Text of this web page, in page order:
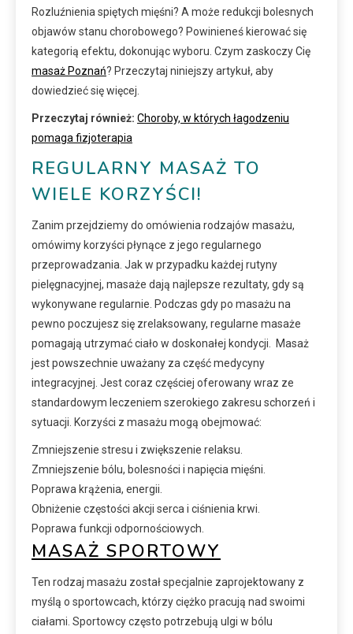
Rozluźnienia spiętych mięśni? A może redukcji bolesnych
objawów stanu chorobowego? Powinieneś kierować się
kategorią efektu, dokonując wyboru. Czym zaskoczy Cię
masaż Poznań? Przeczytaj niniejszy artykuł, aby
dowiedzieć się więcej.
Przeczytaj również: Choroby, w których łagodzeniu
pomaga fizjoterapia
REGULARNY MASAŻ TO
WIELE KORZYŚCI!
Zanim przejdziemy do omówienia rodzajów masażu,
omówimy korzyści płynące z jego regularnego
przeprowadzania. Jak w przypadku każdej rutyny
pielęgnacyjnej, masaże dają najlepsze rezultaty, gdy są
wykonywane regularnie. Podczas gdy po masażu na
pewno poczujesz się zrelaksowany, regularne masaże
pomagają utrzymać ciało w doskonałej kondycji. Masaż
jest powszechnie uważany za część medycyny
integracyjnej. Jest coraz częściej oferowany wraz ze
standardowym leczeniem szerokiego zakresu schorzeń i
sytuacji. Korzyści z masażu mogą obejmować:
Zmniejszenie stresu i zwiększenie relaksu.
Zmniejszenie bólu, bolesności i napięcia mięśni.
Poprawa krążenia, energii.
Obniżenie częstości akcji serca i ciśnienia krwi.
Poprawa funkcji odpornościowych.
MASAŻ SPORTOWY
Ten rodzaj masażu został specjalnie zaprojektowany z
myślą o sportowcach, którzy ciężko pracują nad swoimi
ciałami. Sportowcy często potrzebują ulgi w bólu